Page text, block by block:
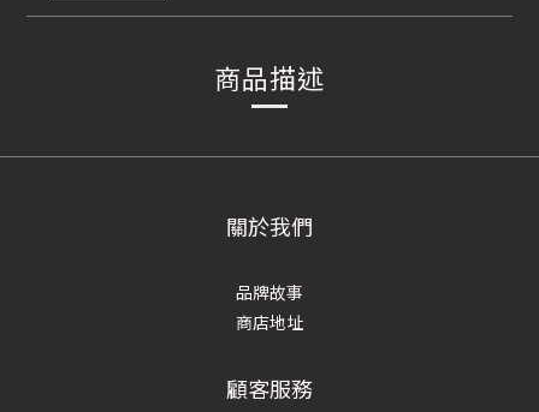
商品描述
關於我們
品牌故事
商店地址
顧客服務